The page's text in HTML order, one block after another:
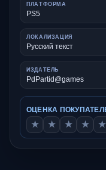
ПЛАТФОРМА
PS5
ЛОКАЛИЗАЦИЯ
Русский текст
ИЗДАТЕЛЬ
PdPartid@games
ОЦЕНКА
★ ★ ★ ★ ★